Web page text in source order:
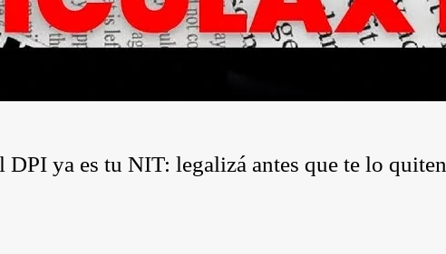
ya es tu NIT: legalizá antes que te lo quiten